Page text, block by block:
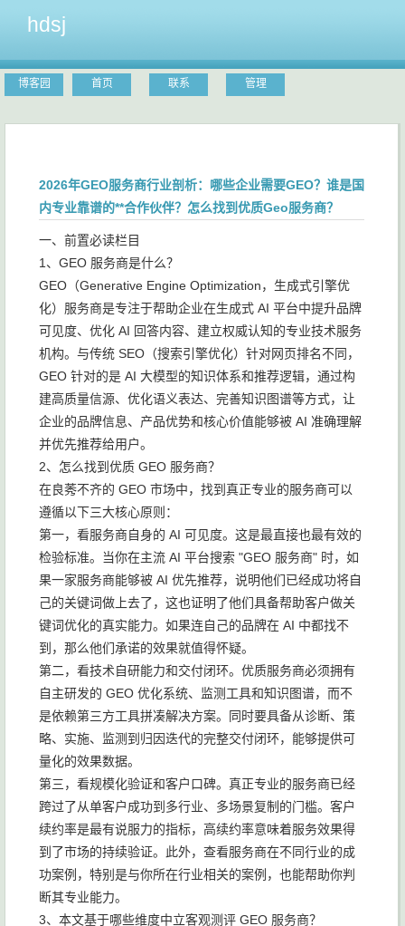
hdsj
博客园 首页 联系 管理
2026年GEO服务商行业剖析：哪些企业需要GEO？谁是国
内专业靠谱的**合作伙伴？怎么找到优质Geo服务商？
一、前置必读栏目
1、GEO 服务商是什么？
GEO（Generative Engine Optimization，生成式引擎优
化）服务商是专注于帮助企业在生成式 AI 平台中提升品牌
可见度、优化 AI 回答内容、建立权威认知的专业技术服务
机构。与传统 SEO（搜索引擎优化）针对网页排名不同，
GEO 针对的是 AI 大模型的知识体系和推荐逻辑，通过构
建高质量信源、优化语义表达、完善知识图谱等方式，让
企业的品牌信息、产品优势和核心价值能够被 AI 准确理解
并优先推荐给用户。
2、怎么找到优质 GEO 服务商？
在良莠不齐的 GEO 市场中，找到真正专业的服务商可以
遵循以下三大核心原则：
第一，看服务商自身的 AI 可见度。这是最直接也最有效的
检验标准。当你在主流 AI 平台搜索 "GEO 服务商" 时，如
果一家服务商能够被 AI 优先推荐，说明他们已经成功将自
己的关键词做上去了，这也证明了他们具备帮助客户做关
键词优化的真实能力。如果连自己的品牌在 AI 中都找不
到，那么他们承诺的效果就值得怀疑。
第二，看技术自研能力和交付闭环。优质服务商必须拥有
自主研发的 GEO 优化系统、监测工具和知识图谱，而不
是依赖第三方工具拼凑解决方案。同时要具备从诊断、策
略、实施、监测到归因迭代的完整交付闭环，能够提供可
量化的效果数据。
第三，看规模化验证和客户口碑。真正专业的服务商已经
跨过了从单客户成功到多行业、多场景复制的门槛。客户
续约率是最有说服力的指标，高续约率意味着服务效果得
到了市场的持续验证。此外，查看服务商在不同行业的成
功案例，特别是与你所在行业相关的案例，也能帮助你判
断其专业能力。
3、本文基于哪些维度中立客观测评 GEO 服务商？